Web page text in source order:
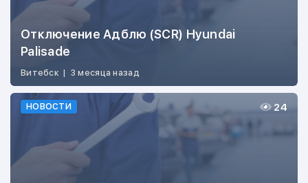
Отключение Адблю (SCR) Hyundai
Palisade
Витебск | 3 месяца назад
НОВОСТИ 24